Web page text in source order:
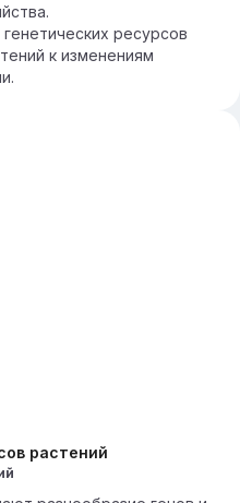
ресурсов
к изменениям
растений